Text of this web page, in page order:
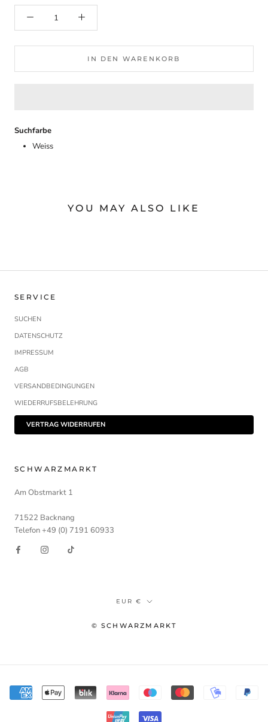
IN DEN WARENKORB
Suchfarbe
Weiss
YOU MAY ALSO LIKE
SERVICE
SUCHEN
DATENSCHUTZ
IMPRESSUM
AGB
VERSANDBEDINGUNGEN
WIEDERRUFSBELEHRUNG
VERTRAG WIDERRUFEN
SCHWARZMARKT
Am Obstmarkt 1
71522 Backnang
Telefon +49 (0) 7191 60933
Währung
EUR €
© SCHWARZMARKT